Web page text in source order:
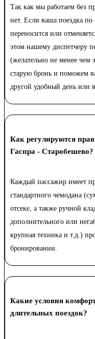
Так как мы работаем без
нет. Если ваша поездка
переносится или
этом нашему диспетчеру
(желательно не менее чем
старую бронь и поможем
другой удобный день или
Как регулируются
Гаспра - Старобешево?
Каждый пассажир имеет
стандартного чемодана
отсеке, а также ручной
дополнительного или
крупная техника и т.д.)
бронировании.
Какие условия
длительных поездок?